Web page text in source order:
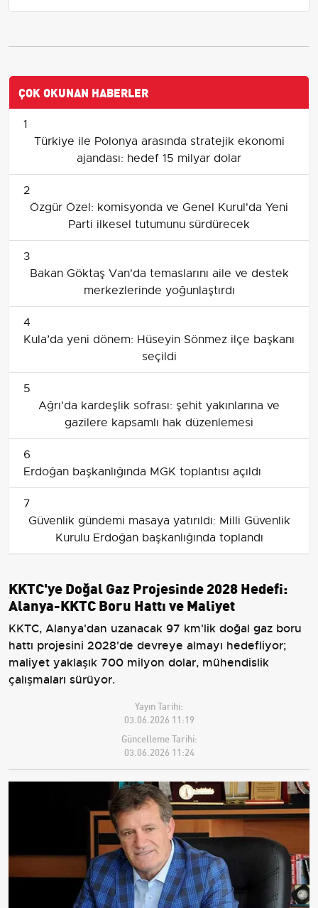
ÇOK OKUNAN HABERLER
1
Türkiye ile Polonya arasında stratejik ekonomi
ajandası: hedef 15 milyar dolar
2
Özgür Özel: komisyonda ve Genel Kurul'da Yeni
Parti ilkesel tutumunu sürdürecek
3
Bakan Göktaş Van'da temaslarını aile ve destek
merkezlerinde yoğunlaştırdı
4
Kula’da yeni dönem: Hüseyin Sönmez ilçe başkanı
seçildi
5
Ağrı'da kardeşlik sofrası: şehit yakınlarına ve
gazilere kapsamlı hak düzenlemesi
6
Erdoğan başkanlığında MGK toplantısı açıldı
7
Güvenlik gündemi masaya yatırıldı: Milli Güvenlik
Kurulu Erdoğan başkanlığında toplandı
KKTC'ye Doğal Gaz Projesinde 2028 Hedefi:
Alanya-KKTC Boru Hattı ve Maliyet
KKTC, Alanya'dan uzanacak 97 km'lik doğal gaz boru
hattı projesini 2028'de devreye almayı hedefliyor;
maliyet yaklaşık 700 milyon dolar, mühendislik
çalışmaları sürüyor.
Yayın Tarihi:
03.06.2026 11:19
Güncelleme Tarihi:
03.06.2026 11:24